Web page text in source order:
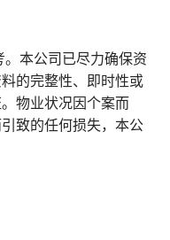
本公司已尽力确保资
的完整性、即时性或
物业状况因个案而
致的任何损失，本公